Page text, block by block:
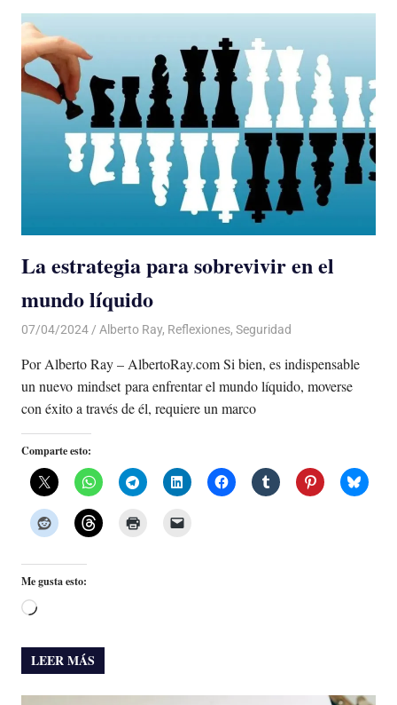
La estrategia para sobrevivir en el
mundo líquido
07/04/2024 De todo un Poco
Alberto Ray, Reflexiones, Seguridad
Por Alberto Ray – AlbertoRay.com Si bien, es indispensable
un nuevo mindset para enfrentar el mundo líquido, moverse
con éxito a través de él, requiere un marco
Comparte esto:
Me gusta esto:
Cargando...
LEER MÁS